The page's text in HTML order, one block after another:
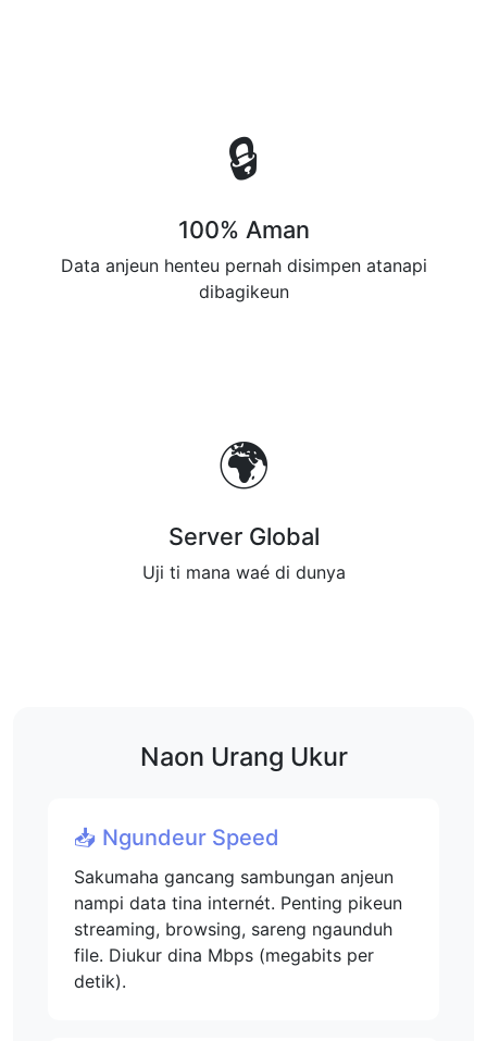
🔒
100% Aman
Data anjeun henteu pernah disimpen atanapi
dibagikeun
🌍
Server Global
Uji ti mana waé di dunya
Naon Urang Ukur
📥 Ngundeur Speed
Sakumaha gancang sambungan anjeun
nampi data tina internét. Penting pikeun
streaming, browsing, sareng ngaunduh
file. Diukur dina Mbps (megabits per
detik).